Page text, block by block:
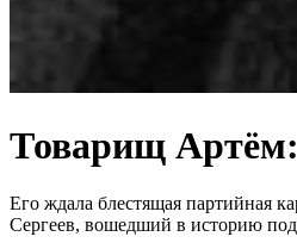
Товарищ Артём:
Его ждала блестящая партийная
Сергеев, вошедший в историю